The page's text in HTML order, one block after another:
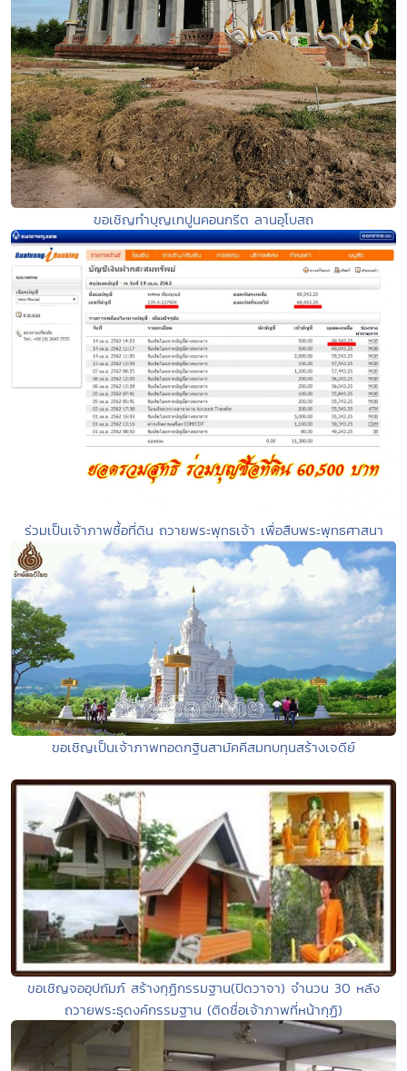
ขอเชิญทำบุญเทปูนคอนกรีต ลานอุโบสถ
ร่วมเป็นเจ้าภาพซื้อที่ดิน ถวายพระพุทธเจ้า เพื่อสืบพระพุทธศาสนา
ขอเชิญเป็นเจ้าภาพทอดกฐินสามัคคีสมทบทุนสร้างเจดีย์
ขอเชิญจออุปถัมภ์ สร้างกุฏิกรรมฐาน(ปิดวาจา) จำนวน 30 หลัง
ถวายพระธุดงค์กรรมฐาน (ติดชื่อเจ้าภาพที่หน้ากุฏิ)